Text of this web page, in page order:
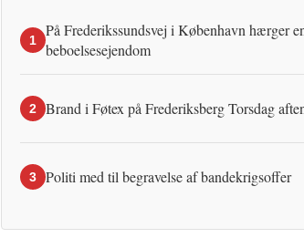
1
På Frederikssundsvej i København hærger
beboelsesejendom
2 Brand i Føtex på Frederiksberg Torsdag
3 Politi med til begravelse af bandekrigsoffer